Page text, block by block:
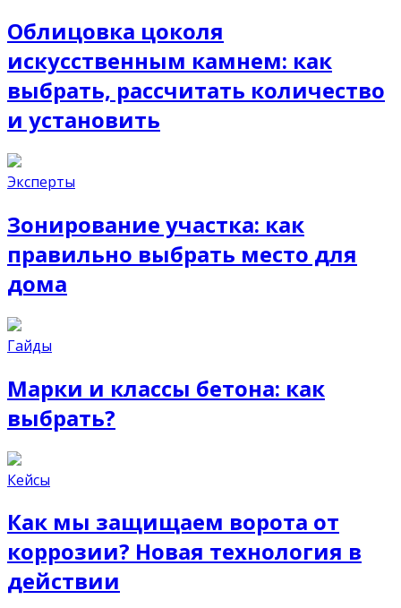
Облицовка цоколя
искусственным камнем: как
выбрать, рассчитать количество
и установить
Эксперты
Зонирование участка: как
правильно выбрать место для
дома
Гайды
Марки и классы бетона: как
выбрать?
Кейсы
Как мы защищаем ворота от
коррозии? Новая технология в
действии